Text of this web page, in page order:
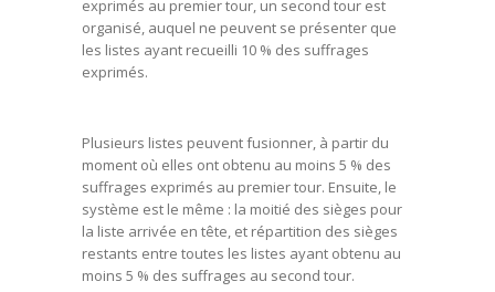
exprimés au premier tour, un second tour est
organisé, auquel ne peuvent se présenter que
les listes ayant recueilli 10 % des suffrages
exprimés.
Plusieurs listes peuvent fusionner, à partir du
moment où elles ont obtenu au moins 5 % des
suffrages exprimés au premier tour. Ensuite, le
système est le même : la moitié des sièges pour
la liste arrivée en tête, et répartition des sièges
restants entre toutes les listes ayant obtenu au
moins 5 % des suffrages au second tour.